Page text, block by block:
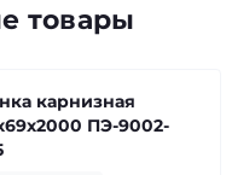
товары
карнизная
ПЭ-9002-